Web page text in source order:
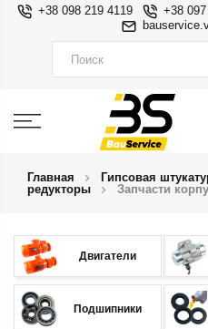
+38 098 219 4119 +38
Главная Гипсовая
редукторы
Запчасти
Двигатели
Подшипники